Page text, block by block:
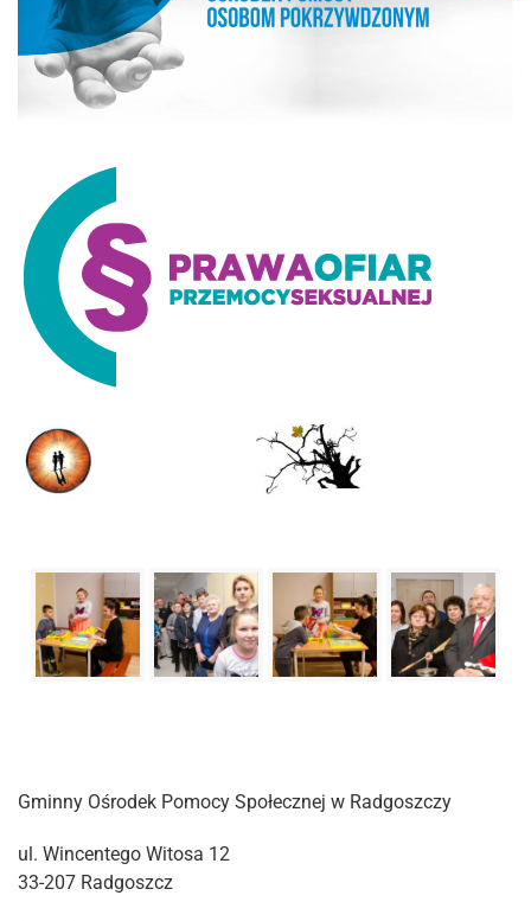
Gminny Ośrodek Pomocy Społecznej w Radgoszczy
ul. Wincentego Witosa 12
33-207 Radgoszcz